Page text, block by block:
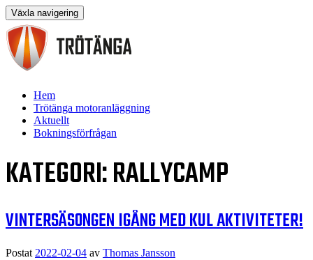
Växla navigering
Hoppa
innehåll
Hem
Trötänga motoranläggning
Aktuellt
Bokningsförfrågan
KATEGORI:RALLYCAMP
VINTERSÄSONGEN IGÅNG MED KUL AKTIVITETER!
Postat 2022-02-04 av Thomas Jansson